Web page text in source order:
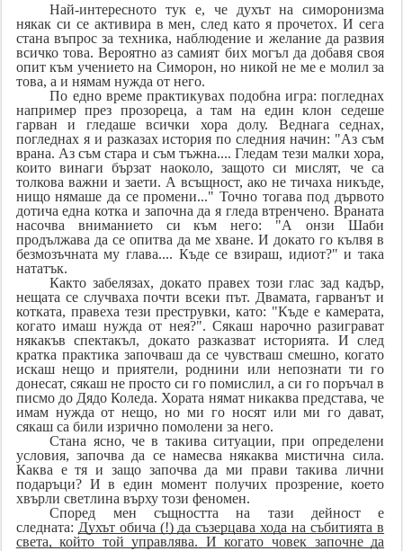
Най-интересното тук е, че духът на симоронизма
някак си се активира в мен, след като я прочетох. И сега
стана въпрос за техника, наблюдение и желание да развия
всичко това. Вероятно аз самият бих могъл да добавя своя
опит към учението на Симорон, но никой не ме е молил за
това, а и нямам нужда от него.
По едно време практикувах подобна игра: погледнах
например през прозореца, а там на един клон седеше
гарван и гледаше всички хора долу. Веднага седнах,
погледнах я и разказах история по следния начин: "Аз съм
врана. Аз съм стара и съм тъжна.... Гледам тези малки хора,
които винаги бързат наоколо, защото си мислят, че са
толкова важни и заети. А всъщност, ако не тичаха никъде,
нищо нямаше да се промени..." Точно тогава под дървото
дотича една котка и започна да я гледа втренчено. Враната
насочва вниманието си към него: "А онзи Шаби
продължава да се опитва да ме хване. И докато го кълвя в
безмозъчната му глава.... Къде се взираш, идиот?" и така
нататък.
Както забелязах, докато правех този глас зад кадър,
нещата се случваха почти всеки път. Двамата, гарванът и
котката, правеха тези преструвки, като: "Къде е камерата,
когато имаш нужда от нея?". Сякаш нарочно разиграват
някакъв спектакъл, докато разказват историята. И след
кратка практика започваш да се чувстваш смешно, когато
искаш нещо и приятели, роднини или непознати ти го
донесат, сякаш не просто си го помислил, а си го поръчал в
писмо до Дядо Коледа. Хората нямат никаква представа, че
имам нужда от нещо, но ми го носят или ми го дават,
сякаш са били изрично помолени за него.
Стана ясно, че в такива ситуации, при определени
условия, започва да се намесва някаква мистична сила.
Каква е тя и защо започва да ми прави такива лични
подаръци? И в един момент получих прозрение, което
хвърли светлина върху този феномен.
Според мен същността на тази дейност е
следната: Духът обича (!) да съзерцава хода на събитията в
света, който той управлява. И когато човек започне да